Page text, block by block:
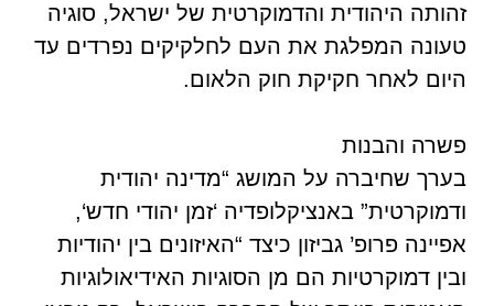
זהותה היהודית והדמוקרטית של ישראל, סוגיה
טעונה המפלגת את העם לחלקיקים נפרדים עד
היום לאחר חקיקת חוק הלאום.
פשרה והבנות
בערך שחיברה על המושג “מדינה יהודית
ודמוקרטית” באנציקלופדיה ‘זמן יהודי חדש‘,
אפיינה פרופ’ גביזון כיצד “האיזונים בין יהודיות
ובין דמוקרטיות הם מן הסוגיות האידיאולוגיות